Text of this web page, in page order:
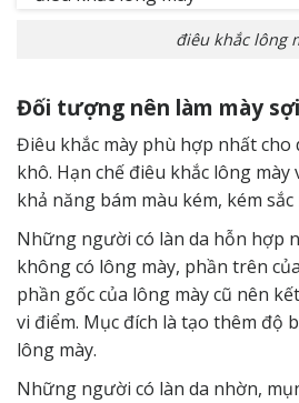
điêu khắc lông
Đối tượng nên làm mày
Điêu khắc mày phù hợp nhất cho
khô. Hạn chế điêu khắc lông mày
khả năng bám màu kém, kém sắc
Những người có làn da hỗn hợp
không có lông mày, phần trên
phần gốc của lông mày cũ nên
vi điểm. Mục đích là tạo thêm độ
lông mày.
Những người có làn da nhờn,